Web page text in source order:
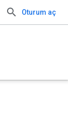
Oturum aç